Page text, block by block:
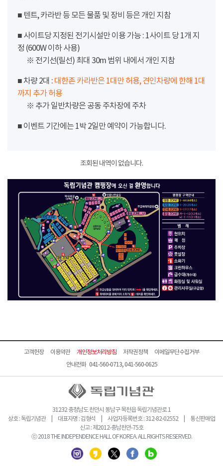
■ 텐트, 카라반 등 모든 물품 및 장비 등은 개인 지참
■ 사이트당 지정된 전기시설만 이용 가능 : 1사이트 당 1개 지
정 (600W 이하 사용)
※ 전기선(릴선) 최대 30m 범위 내에서 개인 지참
■ 차량 2대 : 대한존 카라반은 1대만 허용, 견인차량에 한해 1대
까지 추가 허용
※ 추가 일반차량은 공동 주차장에 주차
■ 이벤트 기간에는 1박 2일만 예약이 가능합니다.
조회된 내역이 없습니다.
고객헌장 이용약관 개인정보처리방침 저작권정책
이메일무단수집거부
안내전화 041-560-0713, 041-560-0625
31232 충청남도 천안시 동남구 목천읍 독립기념관로 1
상호 : 독립기념관 | 대표자명 : 김형석 | 사업자등록번호 : 312-82-02552 | 통신판매업
신고 : 제2012-충남천안-75호
ⓒ 2018 THE INDEPENDENCE HALL OF KOREA. ALL RIGHTS RESERVED.